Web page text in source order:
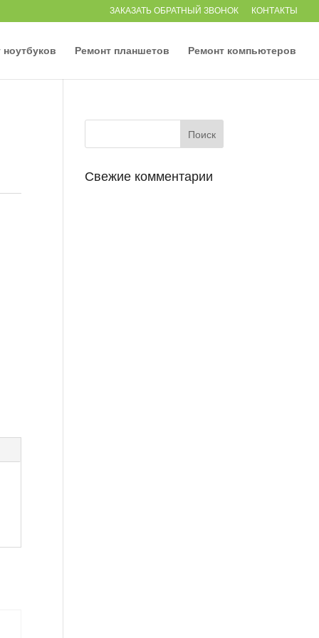
ЗАКАЗАТЬ ОБРАТНЫЙ ЗВОНОК КОНТАКТЫ
Ремонт планшетов Ремонт компьютеров
Свежие комментарии